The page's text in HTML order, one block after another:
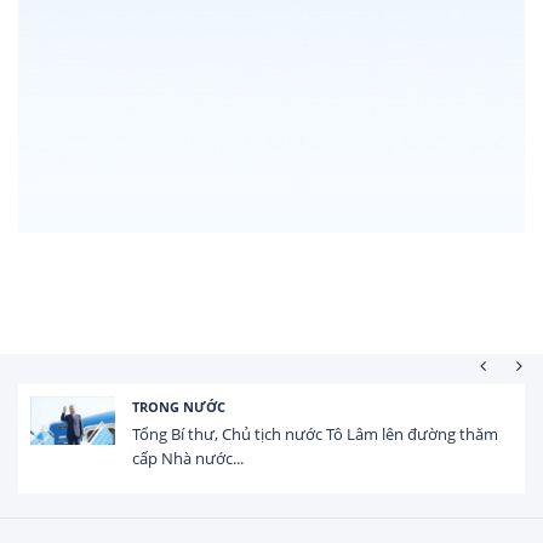
TRONG NƯỚC
Tổng Bí thư, Chủ tịch nước Tô Lâm lên đường thăm
cấp Nhà nước...